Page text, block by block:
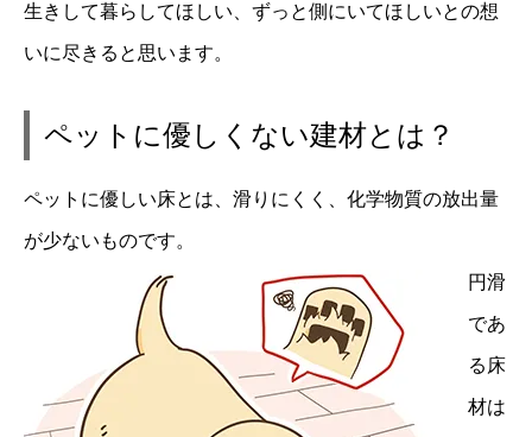
生きして暮らしてほしい、ずっと側にいてほしいとの想
いに尽きると思います。
ペットに優しくない建材とは？
ペットに優しい床とは、滑りにくく、化学物質の放出量
が少ないものです。
円滑
であ
る床
材は